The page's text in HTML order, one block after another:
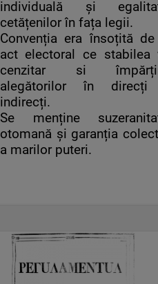
individuală și
cetățenilor în fața legii.
Convenția era însoțită
act electoral ce stabilea
cenzitar si
alegătorilor în
indirecți.
Se menține
otomană și garanția
a marilor puteri.